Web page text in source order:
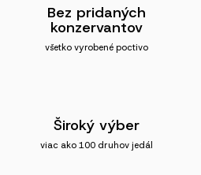
Bez pridaných
konzervantov
všetko vyrobené poctivo
Široký výber
viac ako 100 druhov jedál